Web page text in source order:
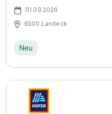
01.09.2026
6500 Landeck
Neu